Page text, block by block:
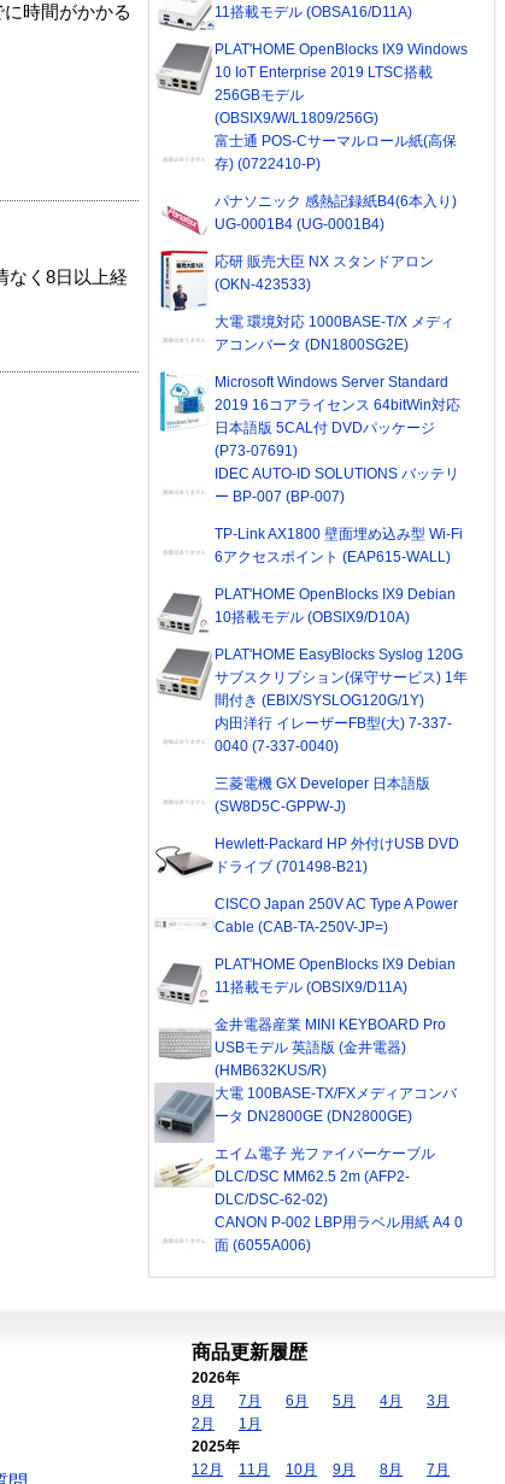
時間がかかる
なく8日以上経
11搭載モデル (OBSA16/D11A)
PLAT'HOME OpenBlocks IX9 Windows
10 IoT Enterprise 2019 LTSC搭載
256GBモデル
(OBSIX9/W/L1809/256G)
富士通 POS-Cサーマルロール紙(高保
存) (0722410-P)
パナソニック 感熱記録紙B4(6本入り)
UG-0001B4 (UG-0001B4)
応研 販売大臣 NX スタンドアロン
(OKN-423533)
大電 環境対応 1000BASE-T/X メディ
アコンバータ (DN1800SG2E)
Microsoft Windows Server Standard
2019 16コアライセンス 64bitWin対応
日本語版 5CAL付 DVDパッケージ
(P73-07691)
IDEC AUTO-ID SOLUTIONS バッテリ
ー BP-007 (BP-007)
TP-Link AX1800 壁面埋め込み型 Wi-Fi
6アクセスポイント (EAP615-WALL)
PLAT'HOME OpenBlocks IX9 Debian
10搭載モデル (OBSIX9/D10A)
PLAT'HOME EasyBlocks Syslog 120G
サブスクリプション(保守サービス) 1年
間付き (EBIX/SYSLOG120G/1Y)
内田洋行 イレーザーFB型(大) 7-337-
0040 (7-337-0040)
三菱電機 GX Developer 日本語版
(SW8D5C-GPPW-J)
Hewlett-Packard HP 外付けUSB DVD
ドライブ (701498-B21)
CISCO Japan 250V AC Type A Power
Cable (CAB-TA-250V-JP=)
PLAT'HOME OpenBlocks IX9 Debian
11搭載モデル (OBSIX9/D11A)
金井電器産業 MINI KEYBOARD Pro
USBモデル 英語版 (金井電器)
(HMB632KUS/R)
大電 100BASE-TX/FXメディアコンバ
ータ DN2800GE (DN2800GE)
エイム電子 光ファイバーケーブル
DLC/DSC MM62.5 2m (AFP2-
DLC/DSC-62-02)
CANON P-002 LBP用ラベル用紙 A4 0
面 (6055A006)
商品更新履歴
2026年
8月
7月 6月 5月 4月
3月
2月
1月
2025年
12月
11月 10月 9月 8月
7月